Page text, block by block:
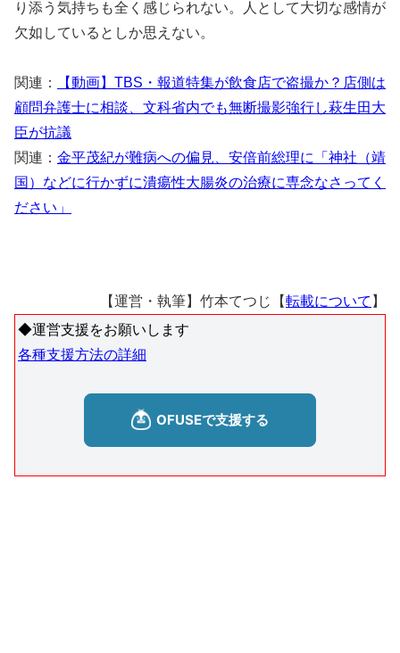
り添う気持ちも全く感じられない。人として大切な感情が
欠如しているとしか思えない。
関連：
【動画】TBS・報道特集が飲食店で盗撮か？店側は
顧問弁護士に相談、文科省内でも無断撮影強行し萩生田大
臣が抗議
関連： 金平茂紀が難病への偏見、安倍前総理に「神社（靖
国）などに行かずに潰瘍性大腸炎の治療に専念なさってく
ださい」
【運営・執筆】竹本てつじ【転載について 】
◆運営支援をお願いします
各種支援方法の詳細